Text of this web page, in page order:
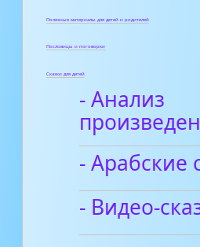
Полезные материалы для детей и родителей
Пословицы и поговорки
Сказки для детей
- Анализ
- Арабские
- Видео-